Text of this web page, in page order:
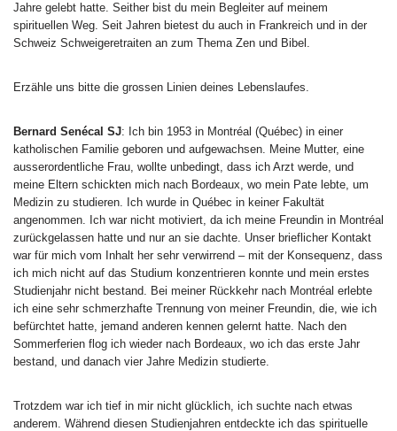
Jahre gelebt hatte. Seither bist du mein Begleiter auf meinem
spirituellen Weg. Seit Jahren bietest du auch in Frankreich und in der
Schweiz Schweigeretraiten an zum Thema Zen und Bibel.
Erzähle uns bitte die grossen Linien deines Lebenslaufes.
Bernard Senécal SJ: Ich bin 1953 in Montréal (Québec) in einer
katholischen Familie geboren und aufgewachsen. Meine Mutter, eine
ausserordentliche Frau, wollte unbedingt, dass ich Arzt werde, und
meine Eltern schickten mich nach Bordeaux, wo mein Pate lebte, um
Medizin zu studieren. Ich wurde in Québec in keiner Fakultät
angenommen. Ich war nicht motiviert, da ich meine Freundin in Montréal
zurückgelassen hatte und nur an sie dachte. Unser brieflicher Kontakt
war für mich vom Inhalt her sehr verwirrend – mit der Konsequenz, dass
ich mich nicht auf das Studium konzentrieren konnte und mein erstes
Studienjahr nicht bestand. Bei meiner Rückkehr nach Montréal erlebte
ich eine sehr schmerzhafte Trennung von meiner Freundin, die, wie ich
befürchtet hatte, jemand anderen kennen gelernt hatte. Nach den
Sommerferien flog ich wieder nach Bordeaux, wo ich das erste Jahr
bestand, und danach vier Jahre Medizin studierte.
Trotzdem war ich tief in mir nicht glücklich, ich suchte nach etwas
anderem. Während diesen Studienjahren entdeckte ich das spirituelle